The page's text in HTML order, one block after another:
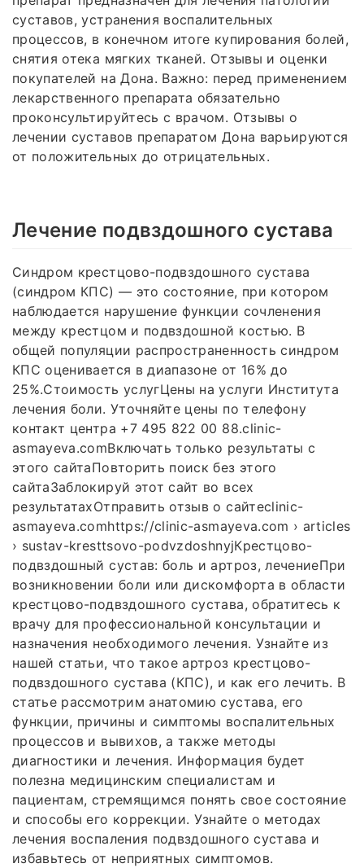
суставов, устранения воспалительных
процессов, в конечном итоге купирования болей,
снятия отека мягких тканей. Отзывы и оценки
покупателей на Дона. Важно: перед применением
лекарственного препарата обязательно
проконсультируйтесь с врачом. Отзывы о
лечении суставов препаратом Дона варьируются
от положительных до отрицательных.
Лечение подвздошного сустава
Синдром крестцово-подвздошного сустава
(синдром КПС) — это состояние, при котором
наблюдается нарушение функции сочленения
между крестцом и подвздошной костью. В
общей популяции распространенность синдром
КПС оценивается в диапазоне от 16% до
25%.Стоимость услугЦены на услуги Института
лечения боли. Уточняйте цены по телефону
контакт центра +7 495 822 00 88.clinic-
asmayeva.comВключать только результаты с
этого сайтаПовторить поиск без этого
сайтаЗаблокируй этот сайт во всех
результатахОтправить отзыв о сайтеclinic-
asmayeva.comhttps://clinic-asmayeva.com › articles
› sustav-kresttsovo-podvzdoshnyjКрестцово-
подвздошный сустав: боль и артроз, лечениеПри
возникновении боли или дискомфорта в области
крестцово-подвздошного сустава, обратитесь к
врачу для профессиональной консультации и
назначения необходимого лечения. Узнайте из
нашей статьи, что такое артроз крестцово-
подвздошного сустава (КПС), и как его лечить. В
статье рассмотрим анатомию сустава, его
функции, причины и симптомы воспалительных
процессов и вывихов, а также методы
диагностики и лечения. Информация будет
полезна медицинским специалистам и
пациентам, стремящимся понять свое состояние
и способы его коррекции. Узнайте о методах
лечения воспаления подвздошного сустава и
избавьтесь от неприятных симптомов.